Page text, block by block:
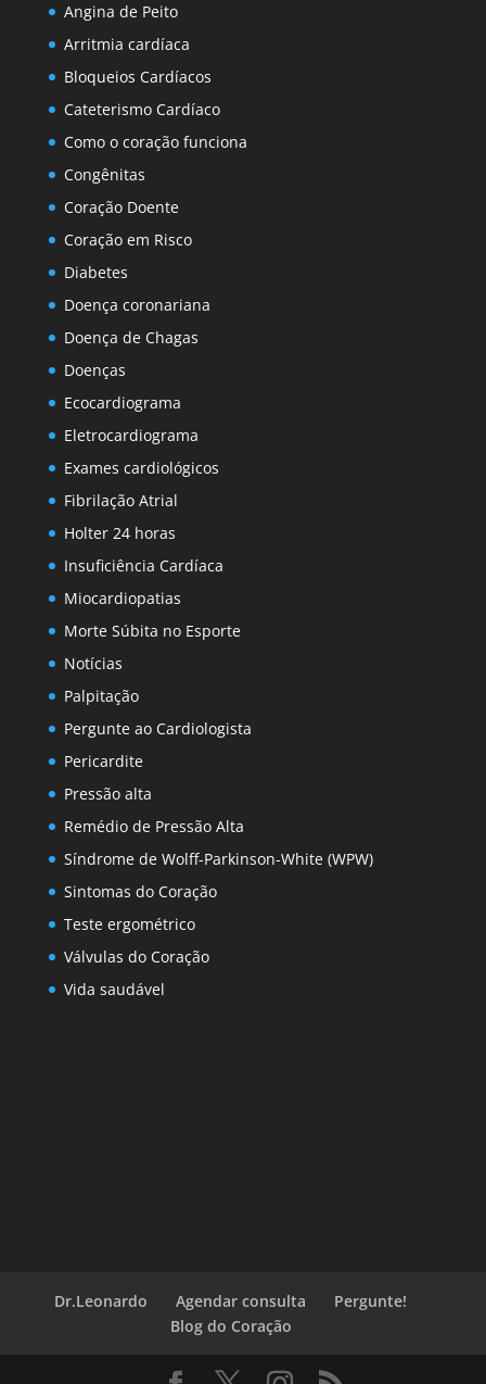
Angina de Peito
Arritmia cardíaca
Bloqueios Cardíacos
Cateterismo Cardíaco
Como o coração funciona
Congênitas
Coração Doente
Coração em Risco
Diabetes
Doença coronariana
Doença de Chagas
Doenças
Ecocardiograma
Eletrocardiograma
Exames cardiológicos
Fibrilação Atrial
Holter 24 horas
Insuficiência Cardíaca
Miocardiopatias
Morte Súbita no Esporte
Notícias
Palpitação
Pergunte ao Cardiologista
Pericardite
Pressão alta
Remédio de Pressão Alta
Síndrome de Wolff-Parkinson-White (WPW)
Sintomas do Coração
Teste ergométrico
Válvulas do Coração
Vida saudável
Dr.Leonardo Agendar consulta
Pergunte!
Blog do Coração